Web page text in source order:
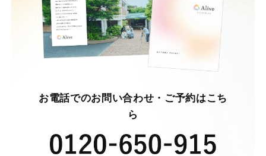
お電話でのお問い合わせ・ご予約はこち
ら